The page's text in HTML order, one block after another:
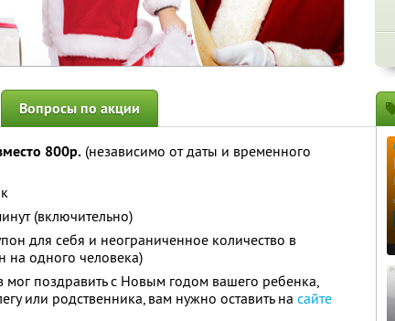
Вопросы по акции
800р. (независимо от даты и временного
(включительно)
для себя и неограниченное количество в
на одного человека)
поздравить с Новым годом вашего ребенка,
или родственника, вам нужно оставить на сайте